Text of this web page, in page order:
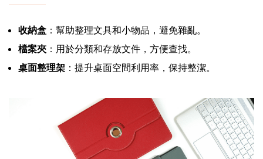
收納盒 ：幫助整理文具和小物品，避免雜亂。
檔案夾 ：用於分類和存放文件，方便查找。
桌面整理架 ：提升桌面空間利用率，保持整潔。